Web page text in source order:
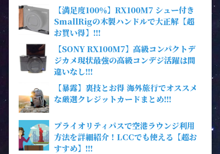
【満足度100％】RX100M7 シュー付き
SmallRigの木製ハンドルで大正解【超
お買い得】!!!
【SONY RX100M7】高級コンパクトデ
ジカメ現状最強の高級コンデジ活躍は間
違いなし!!!
【暴露】裏技とお得 海外旅行でオススメ
な厳選クレジットカードまとめ!!!
プライオリティパスで空港ラウンジ利用
方法を詳細紹介！LCCでも使える【超お
すすめ】!!!